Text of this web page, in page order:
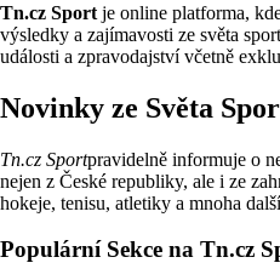
Tn.cz Sport je online platforma,
výsledky a zajímavosti ze světa
události a zpravodajství včetně
Novinky ze Světa
Tn.cz Sportpravidelně informuje o
nejen z České republiky, ale i ze
hokeje, tenisu, atletiky a mnoha
Populární Sekce na Tn.cz